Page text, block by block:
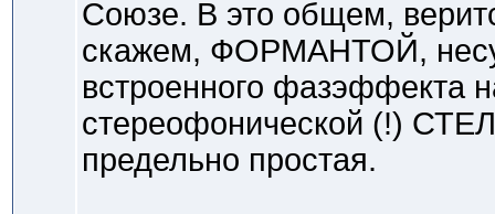
Союзе. В это общем,
скажем, ФОРМАНТОЙ,
встроенного фазэффекта
стереофонической (!)
предельно простая.